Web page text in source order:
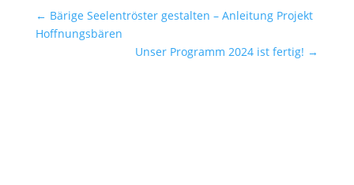
← Bärige Seelentröster gestalten – Anleitung Projekt
Hoffnungsbären
Unser Programm 2024 ist fertig! →